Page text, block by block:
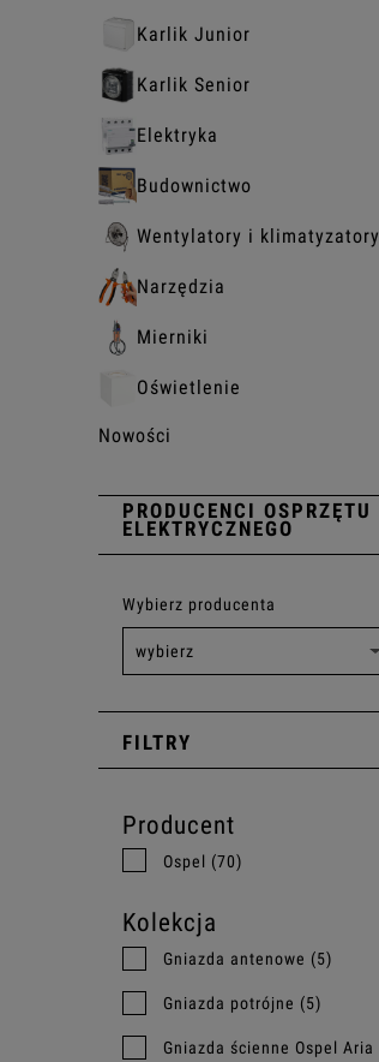
Karlik Junior
Karlik Senior
Elektryka
Budownictwo
Wentylatory i klimatyzatory
Narzędzia
Mierniki
Oświetlenie
Nowości
PRODUCENCI OSPRZĘTU
ELEKTRYCZNEGO
Wybierz producenta
FILTRY
Producent
Ospel (70)
Kolekcja
Gniazda antenowe (5)
Gniazda potrójne (5)
Gniazda ścienne Ospel Aria